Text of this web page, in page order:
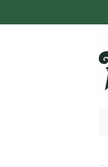
überspringen